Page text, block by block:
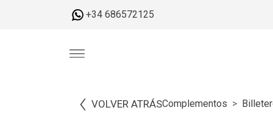
+34 686572125
VOLVER ATRÁSComplementos